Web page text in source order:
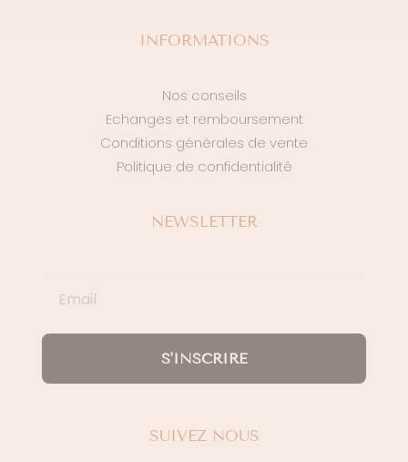
INFORMATIONS
Nos conseils
Echanges et remboursement
Conditions générales de vente
Politique de confidentialité
NEWSLETTER
S'INSCRIRE
SUIVEZ NOUS